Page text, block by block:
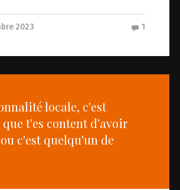
2023 1
locale, c'est
t'es content d'avoir
c'est quelqu'un de